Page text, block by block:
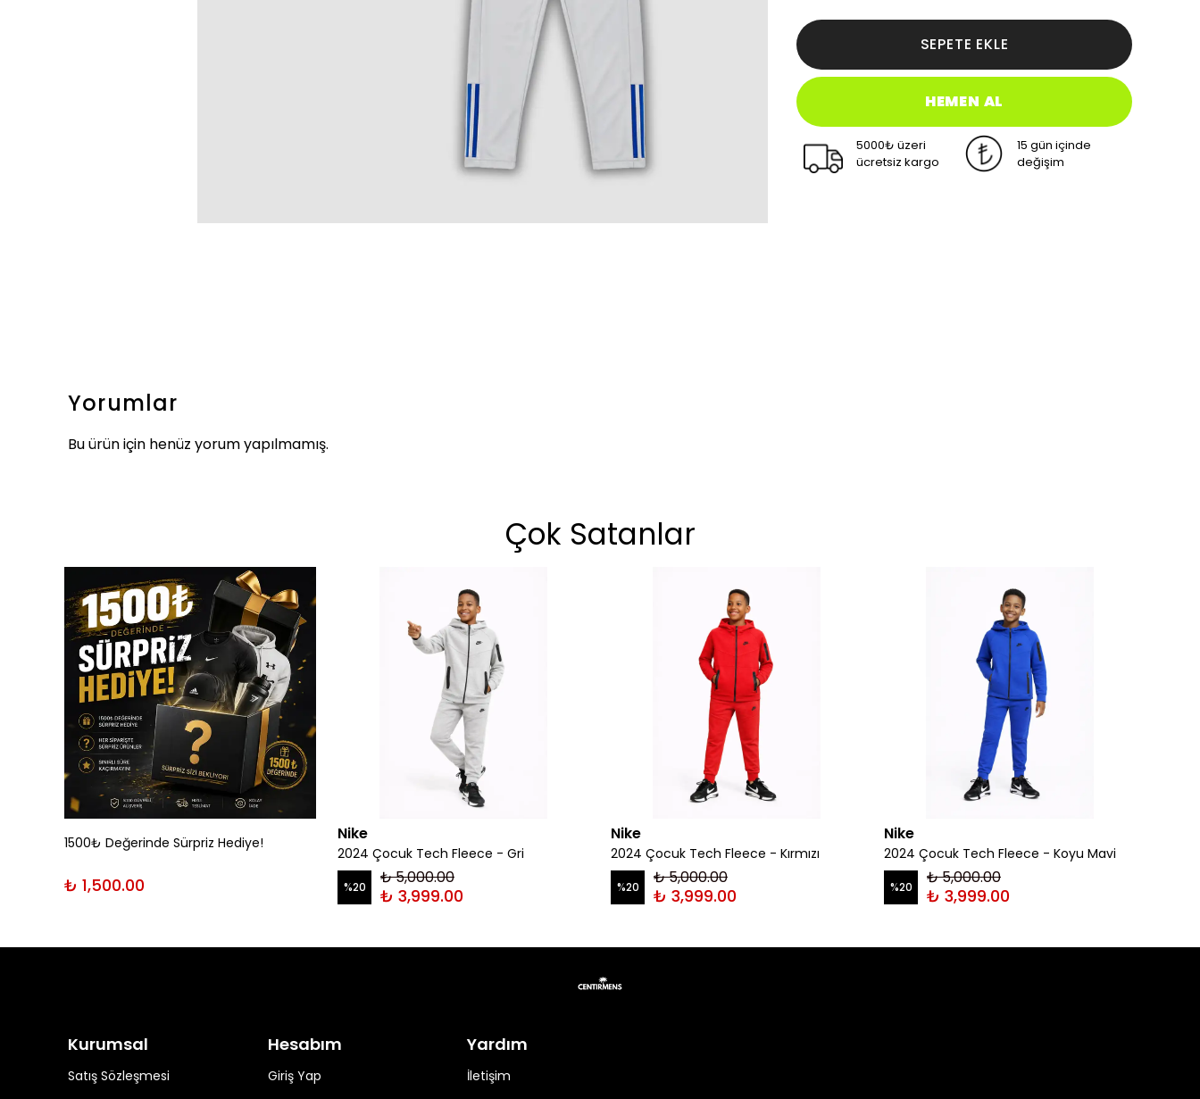
SEPETE EKLE
HEMEN AL
5000₺ üzeri
ücretsiz kargo
15 gün içinde
değişim
Yorumlar
Bu ürün için henüz yorum yapılmamış.
Çok Satanlar
1500₺ Değerinde Sürpriz Hediye!
₺ 1,500.00
Nike
2024 Çocuk Tech Fleece - Gri
%20 ₺ 5,000.00
₺ 3,999.00
Nike
2024 Çocuk Tech Fleece - Kırmızı
%20 ₺ 5,000.00
₺ 3,999.00
Nike
2024 Çocuk Tech Fleece - Koyu Mavi
%20 ₺ 5,000.00
₺ 3,999.00
Kurumsal
Satış Sözleşmesi
Hesabım
Giriş Yap
Yardım
İletişim